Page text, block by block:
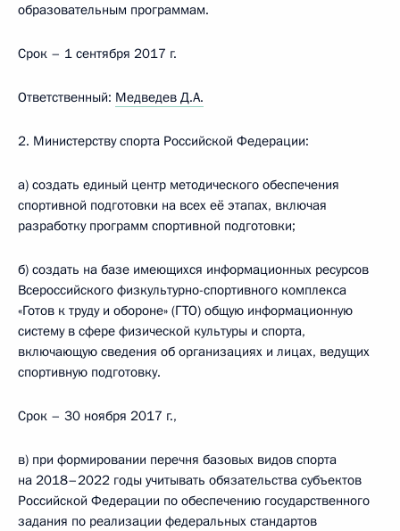
образовательным программам.
Срок – 1 сентября 2017 г.
Ответственный: Медведев Д.А.
2. Министерству спорта Российской Федерации:
а) создать единый центр методического обеспечения
спортивной подготовки на всех её этапах, включая
разработку программ спортивной подготовки;
б) создать на базе имеющихся информационных ресурсов
Всероссийского физкультурно-спортивного комплекса
«Готов к труду и обороне» (ГТО) общую информационную
систему в сфере физической культуры и спорта,
включающую сведения об организациях и лицах, ведущих
спортивную подготовку.
Срок – 30 ноября 2017 г.,
в) при формировании перечня базовых видов спорта
на 2018–2022 годы учитывать обязательства субъектов
Российской Федерации по обеспечению государственного
задания по реализации федеральных стандартов